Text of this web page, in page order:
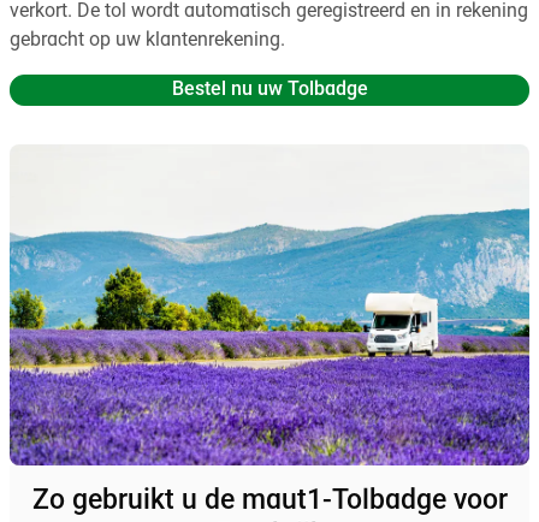
verkort. De tol wordt automatisch geregistreerd en in rekening
gebracht op uw klantenrekening.
Bestel nu uw Tolbadge
Zo gebruikt u de maut1-Tolbadge voor